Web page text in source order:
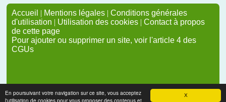
X
En poursuivant votre navigation sur ce site, vous acceptez
l'utilisation de cookies pour vous proposer des contenus et
Accueil | Mentions légales | Conditions générales
d'utilisation | Utilisation des cookies | Contact à propos
de cette page
Pour ajouter ou supprimer un site, voir l'article 4 des
CGUs